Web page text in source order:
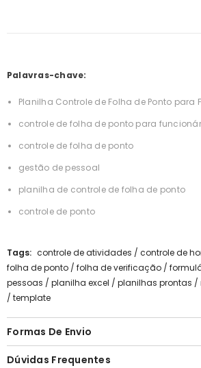
Palavras-chave:
Planilha Controle de Folha de Ponto para
controle de folha de ponto para
controle de folha de ponto
gestão de pessoal
planilha de controle de folha de ponto
controle de ponto
Tags: controle de atividades / controle de
folha de ponto / folha de verificação /
pessoas / planilha excel / planilhas prontas /
/ template
Formas De Envio
Dúvidas Frequentes